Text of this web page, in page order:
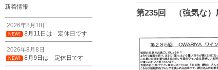
新着情報
2026年8月10日
NEW! 8月11日は 定休日です
2026年8月8日
NEW! 8月9日は 定休日です
第235回 （強気な）